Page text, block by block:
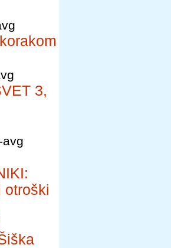
3,
avg
otroški